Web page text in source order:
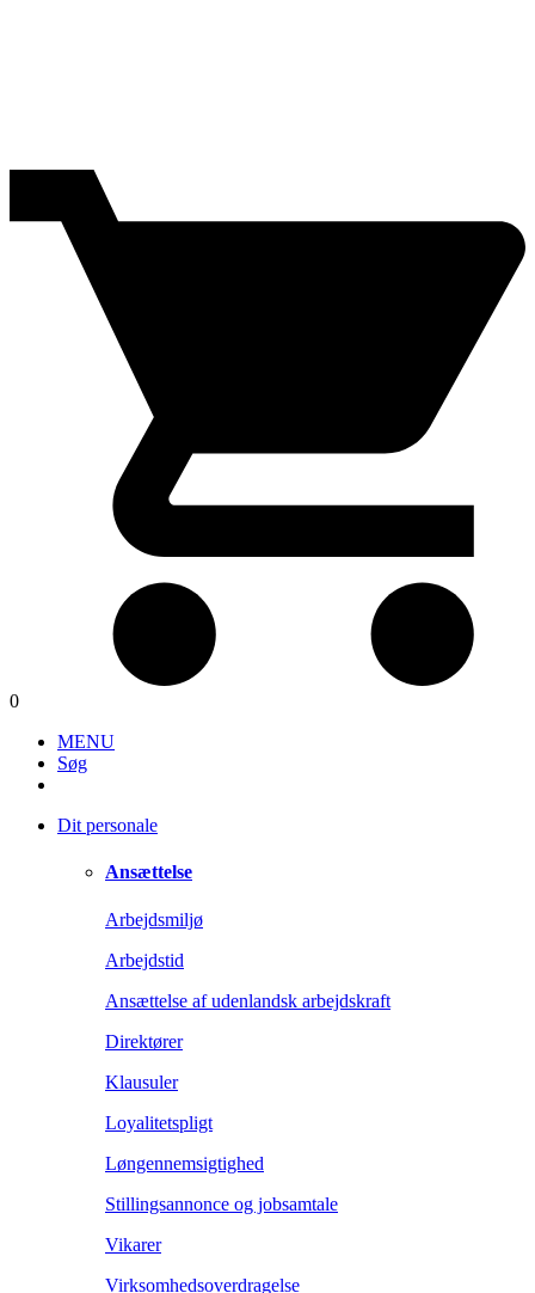
0
MENU
Søg
Dit personale
Ansættelse
Arbejdsmiljø
Arbejdstid
Ansættelse af udenlandsk arbejdskraft
Direktører
Klausuler
Loyalitetspligt
Løngennemsigtighed
Stillingsannonce og jobsamtale
Vikarer
Virksomhedsoverdragelse